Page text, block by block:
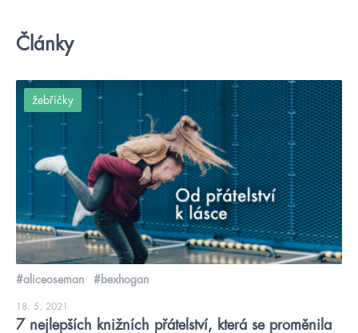
Články
žebříčky
#aliceoseman #bexhogan
18. 5. 2021
7 nejlepších knižních přátelství, která se proměnila